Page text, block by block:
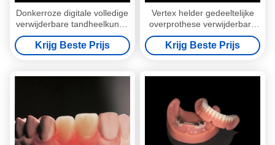
Donkerroze digitale volledige
verwijderbare tandheelkunde
verwijderbare gedeeltelijke
prothese
Krijg Beste Prijs
Vertex helder gedeeltelijke
overprothese verwijderbare
gedeeltelijke prothese
Krijg Beste Prijs